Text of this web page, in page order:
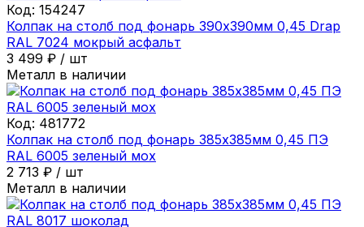
Код: 154247
Колпак на столб под фонарь 390х390мм 0,45 Drap
RAL 7024 мокрый асфальт
3 499 ₽ / шт
Металл в наличии
Код: 481772
Колпак на столб под фонарь 385х385мм 0,45 ПЭ
RAL 6005 зеленый мох
2 713 ₽ / шт
Металл в наличии